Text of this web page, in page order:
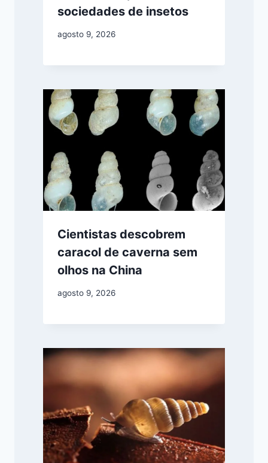
sociedades de insetos
agosto 9, 2026
Cientistas descobrem
caracol de caverna sem
olhos na China
agosto 9, 2026